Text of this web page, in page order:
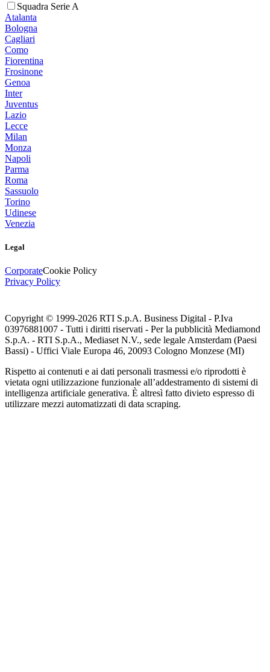
Squadra Serie A
Atalanta
Bologna
Cagliari
Como
Fiorentina
Frosinone
Genoa
Inter
Juventus
Lazio
Lecce
Milan
Monza
Napoli
Parma
Roma
Sassuolo
Torino
Udinese
Venezia
Legal
CorporateCookie Policy
Privacy Policy
Copyright © 1999-2026 RTI S.p.A. Business Digital - P.Iva
03976881007 - Tutti i diritti riservati - Per la pubblicità Mediamond
S.p.A. - RTI S.p.A., Mediaset N.V., sede legale Amsterdam (Paesi
Bassi) - Uffici Viale Europa 46, 20093 Cologno Monzese (MI)
Rispetto ai contenuti e ai dati personali trasmessi e/o riprodotti è
vietata ogni utilizzazione funzionale all’addestramento di sistemi di
intelligenza artificiale generativa. È altresì fatto divieto espresso di
utilizzare mezzi automatizzati di data scraping.